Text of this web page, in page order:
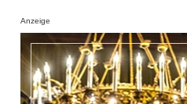
Anzeige